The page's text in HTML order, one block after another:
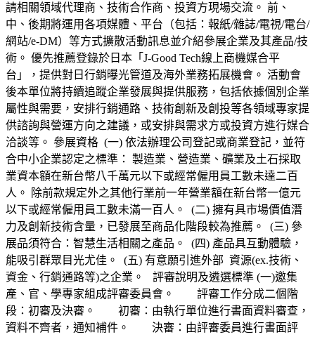
請相關領域代理商、技術合作商、投資方現場交流。 前、
中、後期將運用各項媒體、平台（包括：報紙/雜誌/電視/電台/
網站/e-DM）等方式擴散活動訊息並介紹參展企業及其產品/技
術。 優先推薦登錄於日本「J-Good Tech線上商機媒合平
台」，提供對日行銷曝光管道及海外業務拓展機會。 活動會
後本單位將持續追蹤企業發展與提供服務，包括依據個別企業
屬性與需要，安排行銷通路、技術創新及創投等各領域專家提
供諮詢與營運方向之建議，或安排與需求方或投資方進行媒合
洽談等。 參展資格 (一) 依法辦理公司登記或商業登記，並符
合中小企業認定之標準： 製造業、營造業、礦業及土石採取
業資本額在新台幣八千萬元以下或經常僱用員工數未達二百
人。 除前款規定外之其他行業前一年營業額在新台幣一億元
以下或經常僱用員工數未滿一百人。 (二) 擁有具市場價值潛
力及創新技術含量，已發展至商品化階段較為推薦。 (三) 參
展品須符合：智慧生活相關之產品。 (四) 產品具互動體驗，
能吸引群眾目光尤佳。 (五) 有意願引進外部 資源(ex.技術、
資金、行銷通路等)之企業。 評審說明及遴選標準 (一)邀集
產、官、學專家組成評審委員會。 評審工作分成二個階
段：初審及決審。 初審：由執行單位進行書面資料審查，
資料不齊者，通知補件。 決審：由評審委員進行書面評